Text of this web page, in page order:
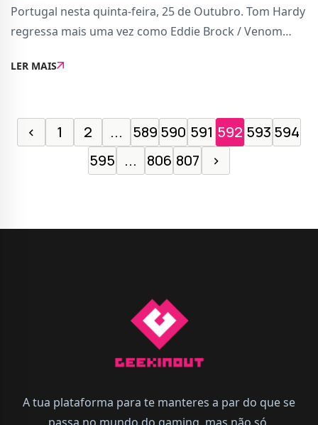
Portugal nesta quinta-feira, 25 de Outubro. Tom Hardy
regressa mais uma vez como Eddie Brock / Venom
filme da saga.Como os ambos os filmes anteriores
LER MAIS
‹ 1 2 ... 589 590 591 592 593 594
595 ... 806 807 ›
A tua plataforma para te manteres a par do que se